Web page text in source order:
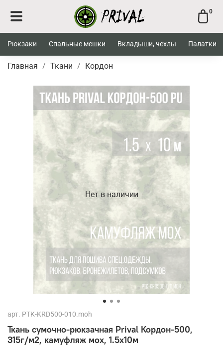
0
Рюкзаки Спальные мешки Вкладыши, чехлы Палатки
Главная Ткани Кордон
Нет в наличии
арт. PTK-KRD500-010.moh
Ткань сумочно-рюкзачная Prival Кордон-500,
315г/м2, камуфляж мох, 1.5х10м